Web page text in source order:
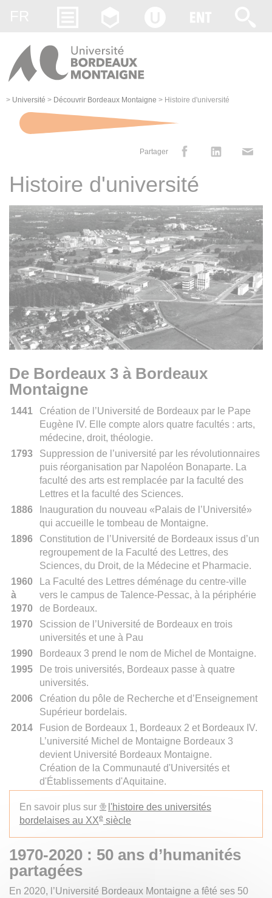
> Université > Découvrir Bordeaux Montaigne > Histoire d'université
Partager
Histoire d'université
De Bordeaux 3 à Bordeaux
Montaigne
1441
Création de l’Université de Bordeaux par le Pape
Eugène IV. Elle compte alors quatre facultés : arts,
médecine, droit, théologie.
1793
Suppression de l’université par les révolutionnaires
puis réorganisation par Napoléon Bonaparte. La
faculté des arts est remplacée par la faculté des
Lettres et la faculté des Sciences.
1886
Inauguration du nouveau «Palais de l’Université»
qui accueille le tombeau de Montaigne.
1896
Constitution de l’Université de Bordeaux issus d’un
regroupement de la Faculté des Lettres, des
Sciences, du Droit, de la Médecine et Pharmacie.
1960
à
1970
La Faculté des Lettres déménage du centre-ville
vers le campus de Talence-Pessac, à la périphérie
de Bordeaux.
1970
Scission de l’Université de Bordeaux en trois
universités et une à Pau
1990
Bordeaux 3 prend le nom de Michel de Montaigne.
1995
De trois universités, Bordeaux passe à quatre
universités.
2006
Création du pôle de Recherche et d’Enseignement
Supérieur bordelais.
2014
Fusion de Bordeaux 1, Bordeaux 2 et Bordeaux IV.
L’université Michel de Montaigne Bordeaux 3
devient Université Bordeaux Montaigne.
Création de la Communauté d'Universités et
d'Établissements d'Aquitaine.
En savoir plus sur
l'histoire des universités
bordelaises au XXe siècle
1970-2020 : 50 ans d’humanités
partagées
En 2020, l’Université Bordeaux Montaigne a fêté ses 50